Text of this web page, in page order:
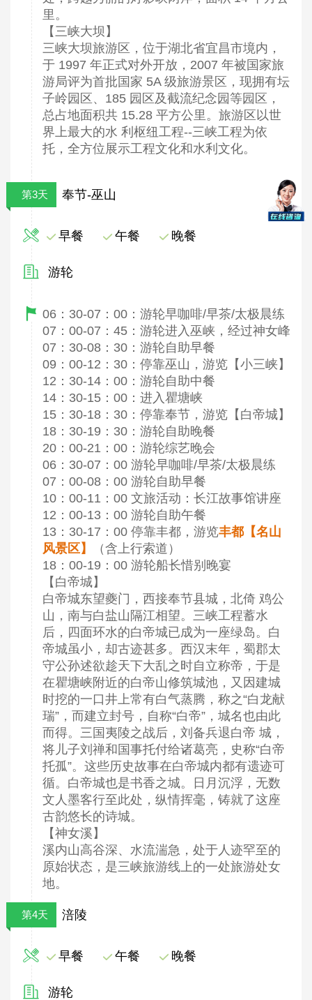
里。
【三峡大坝】
三峡大坝旅游区，位于湖北省宜昌市境内，
于 1997 年正式对外开放，2007 年被国家旅
游局评为首批国家 5A 级旅游景区，现拥有坛
子岭园区、185 园区及截流纪念园等园区，
总占地面积共 15.28 平方公里。旅游区以世
界上最大的水 利枢纽工程--三峡工程为依
托，全方位展示工程文化和水利文化。
第3天 奉节-巫山
早餐 午餐 晚餐
游轮
06：30-07：00：游轮早咖啡/早茶/太极晨练
07：00-07：45：游轮进入巫峡，经过神女峰
07：30-08：30：游轮自助早餐
09：00-12：30：停靠巫山，游览【小三峡】
12：30-14：00：游轮自助中餐
14：30-15：00：进入瞿塘峡
15：30-18：30：停靠奉节，游览【白帝城】
18：30-19：30：游轮自助晚餐
20：00-21：00：游轮综艺晚会
06：30-07：00 游轮早咖啡/早茶/太极晨练
07：00-08：00 游轮自助早餐
10：00-11：00 文旅活动：长江故事馆讲座
12：00-13：00 游轮自助午餐
13：30-17：00 停靠丰都，游览丰都【名山
风景区】
（含上行索道）
18：00-19：00 游轮船长惜别晚宴
【白帝城】
白帝城东望夔门，西接奉节县城，北倚 鸡公
山，南与白盐山隔江相望。三峡工程蓄水
后，四面环水的白帝城已成为一座绿岛。白
帝城虽小，却古迹甚多。西汉末年，蜀郡太
守公孙述欲趁天下大乱之时自立称帝，于是
在瞿塘峡附近的白帝山修筑城池，又因建城
时挖的一口井上常有白气蒸腾，称之“白龙献
瑞”，而建立封号，自称“白帝”，城名也由此
而得。三国夷陵之战后，刘备兵退白帝 城，
将儿子刘禅和国事托付给诸葛亮，史称“白帝
托孤”。这些历史故事在白帝城内都有遗迹可
循。白帝城也是书香之城。日月沉浮，无数
文人墨客行至此处，纵情挥毫，铸就了这座
古韵悠长的诗城。
【神女溪】
溪内山高谷深、水流湍急，处于人迹罕至的
原始状态，是三峡旅游线上的一处旅游处女
地。
第4天 涪陵
早餐 午餐 晚餐
游轮